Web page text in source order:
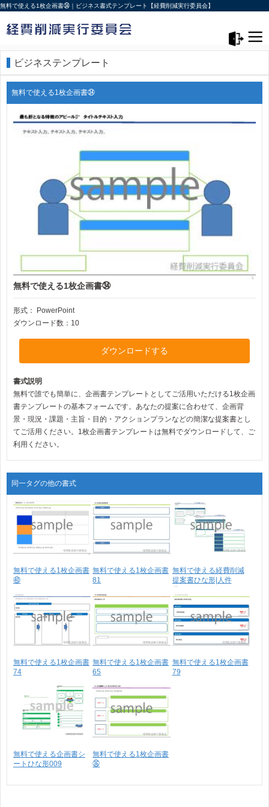
無料で使える1枚企画書㉞｜ビジネス書式テンプレート【経費削減実行委員会】
ビジネステンプレート
無料で使える1枚企画書㉞
無料で使える1枚企画書㉞
形式：
PowerPoint
ダウンロード数：10
ダウンロードする
書式説明
無料で誰でも簡単に、企画書テンプレートとしてご活用いただける1枚企画
書テンプレートの基本フォームです。あなたの提案に合わせて、企画背
景・現況・課題・主旨・目的・アクションプランなどの簡潔な提案書とし
てご活用ください。1枚企画書テンプレートは無料でダウンロードして、ご
利用ください。
同一タグの他の書式
無料で使える1枚企画書
㊵
無料で使える1枚企画書
81
無料で使える経費削減
提案書ひな形|人件
無料で使える1枚企画書
74
無料で使える1枚企画書
65
無料で使える1枚企画書
79
無料で使える企画書シ
ートひな形009
無料で使える1枚企画書
㊱